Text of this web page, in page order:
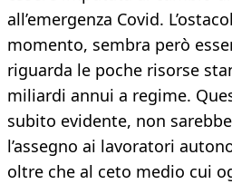
all’emergenza Covid.
momento, sembra però
riguarda le poche risorse
miliardi annui a regime.
subito evidente, non
l’assegno ai lavoratori
oltre che al ceto medio cui